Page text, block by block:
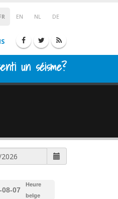
EN NL DE
un séisme?
08-07
Heure
belge